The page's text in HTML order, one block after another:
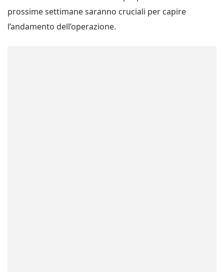
prossime settimane saranno cruciali per capire
l’andamento dell’operazione.